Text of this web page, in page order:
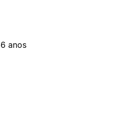
anos